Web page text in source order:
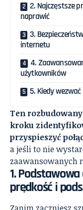
2. Najczęstsze
naprawić
3.
internetu
4.
użytkowników
5. Kiedy
Ten
kroku
przyspieszyć
a jeśli to nie
zaawansowanych
1.
prędkość i